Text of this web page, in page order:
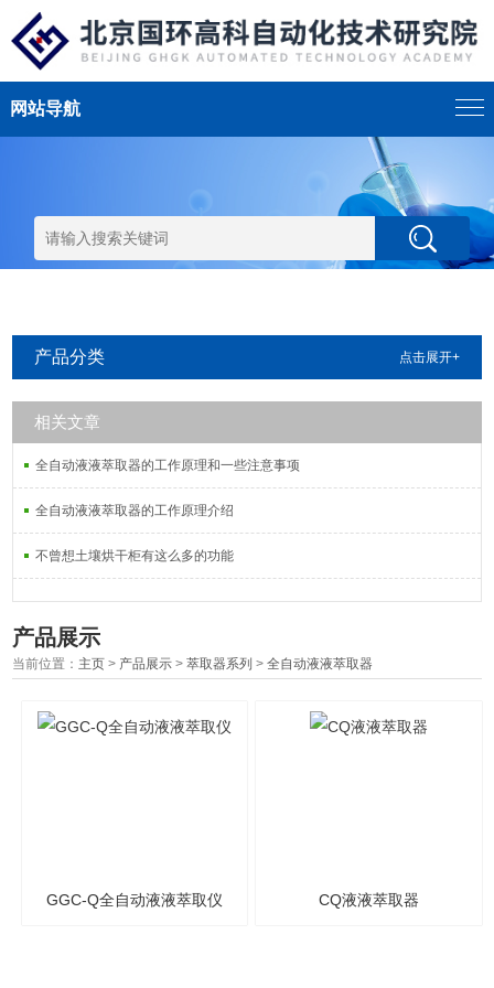
网站导航
产品分类 点击展开+
相关文章
全自动液液萃取器的工作原理和一些注意事项
全自动液液萃取器的工作原理介绍
不曾想土壤烘干柜有这么多的功能
产品展示
当前位置： 主页 > 产品展示 >萃取器系列 >全自动液液萃取器
GGC-Q全自动液液萃取仪 CQ液液萃取器